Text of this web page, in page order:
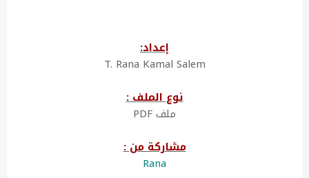
إعداد:
T. Rana Kamal Salem
نوع الملف :
ملف PDF
مشاركة من :
Rana